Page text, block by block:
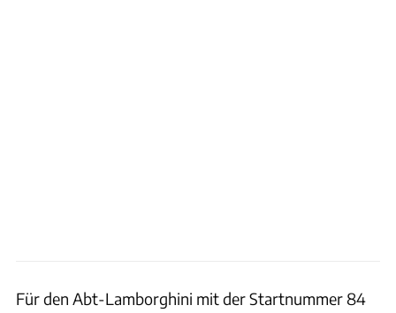
Für den Abt-Lamborghini mit der Startnummer 84